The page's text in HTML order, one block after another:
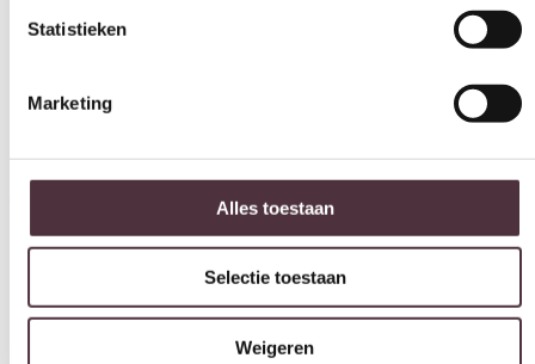
Alles toestaan
Hoekbanken
Gratisthuis bezorgd boven de €100,-
Interessant voor jou